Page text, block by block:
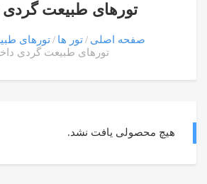
تورهای طبیعت گردی
صفحه اصلی تور ها
تورهای
تورهای طبیعت گردی
هیچ محصولی یافت نشد.